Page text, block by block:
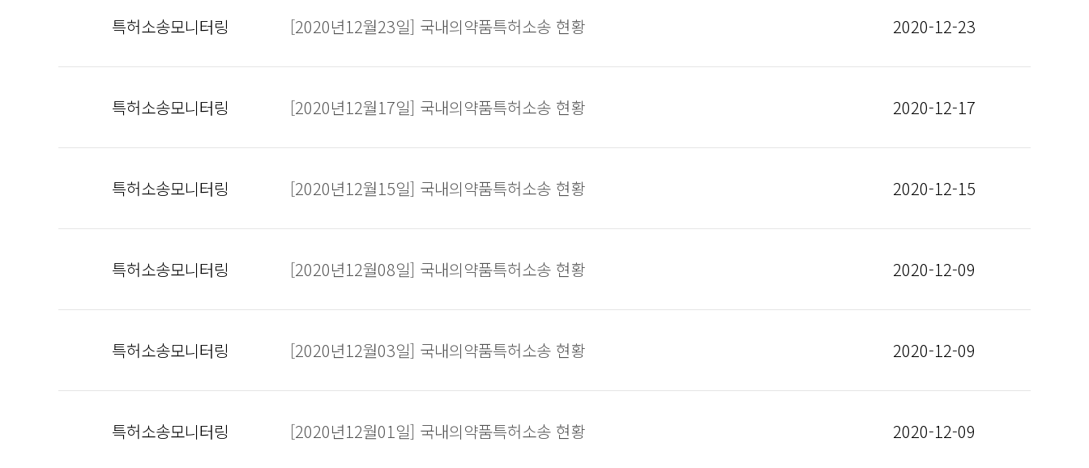
특허소송모니터링 [2020년12월23일] 국내의약품특허소송 현황 2020-12-23
특허소송모니터링 [2020년12월17일] 국내의약품특허소송 현황 2020-12-17
특허소송모니터링 [2020년12월15일] 국내의약품특허소송 현황 2020-12-15
특허소송모니터링 [2020년12월08일] 국내의약품특허소송 현황 2020-12-09
특허소송모니터링 [2020년12월03일] 국내의약품특허소송 현황 2020-12-09
특허소송모니터링 [2020년12월01일] 국내의약품특허소송 현황 2020-12-09